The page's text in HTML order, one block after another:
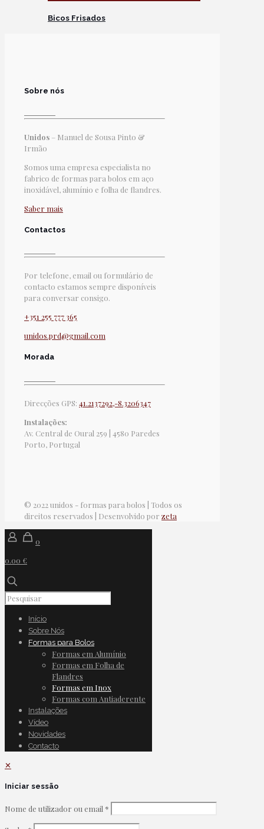
Bicos Frisados
Sobre nós
Unidos – Manuel de Sousa Pinto &
Irmão
Somos uma empresa especialista no
fabrico de formas para bolos em aço
inoxidável, alumínio e folha de flandres.
Saber mais
Contactos
Por telefone, email ou formulário de
contacto estamos sempre disponíveis
para conversar consigo.
+351 255 777 365
unidos.prd@gmail.com
Morada
Direcções GPS: 41.2137292,-8.3206347
Instalações:
Av. Central de Oural 259 | 4580 Paredes
Porto, Portugal
© 2022 unidos - formas para bolos | Todos os
direitos reservados | Desenvolvido por zeta
0
0.00 €
Início
Sobre Nós
Formas para Bolos
Formas em Alumínio
Formas em Folha de
Flandres
Formas em Inox
Formas com Antiaderente
Instalações
Vídeo
Novidades
Contacto
✕
Iniciar sessão
Nome de utilizador ou email *